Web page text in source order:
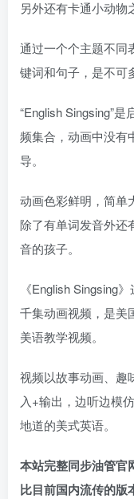
另外还有卡通小动物
通过一个个主题不同
键词和句子，是不可
“English Singsing”
频集合，动画中没有
导。
动画色彩鲜明，简单
除了有单词发音外还
音的孩子。
《English Singsing
千集动画视频，是美
美语教学视频。
视频以故事动画、趣
入+输出，边听边模
地道的美式英语。
本站完整同步油管官
比目前国内流传的版